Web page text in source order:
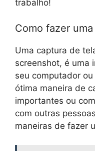
trabalho!
Como fazer
Uma captura de
screenshot, é uma
seu computador
ótima maneira de
importantes ou
com outras
maneiras de fazer